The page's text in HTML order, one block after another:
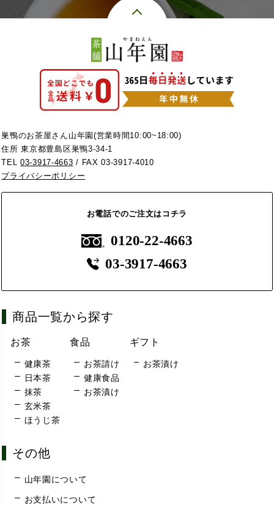
巣鴨のお茶屋さん山年園(営業時間10:00~18:00)
住所 東京都豊島区巣鴨3-34-1
TEL03-3917-4663 / FAX 03-3917-4010
プライバシーポリシー
お電話でのご注文はコチラ
0120-22-4663
03-3917-4663
商品一覧から探す
お茶
健康茶
日本茶
抹茶
玄米茶
ほうじ茶
食品
お茶請け
健康食品
お茶漬け
ギフト
お茶漬け
その他
山年園について
お支払いについて